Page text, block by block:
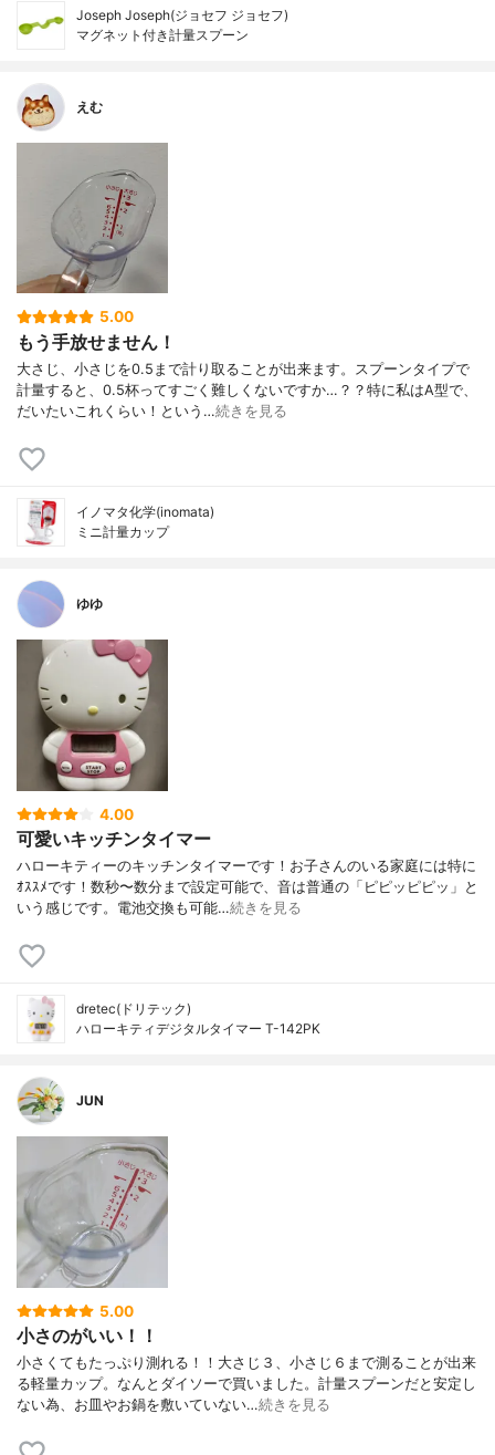
Joseph Joseph(ジョセフ ジョセフ)
マグネット付き計量スプーン
えむ
5.00
もう手放せません！
大さじ、小さじを0.5まで計り取ることが出来ます。スプーンタイプで
計量すると、0.5杯ってすごく難しくないですか…？？特に私はA型で、
だいたいこれくらい！という…続きを見る
イノマタ化学(inomata)
ミニ計量カップ
ゆゆ
4.00
可愛いキッチンタイマー
ハローキティーのキッチンタイマーです！お子さんのいる家庭には特に
ｵｽｽﾒです！数秒〜数分まで設定可能で、音は普通の「ピピッピピッ」と
いう感じです。電池交換も可能…続きを見る
dretec(ドリテック)
ハローキティデジタルタイマー T-142PK
JUN
5.00
小さのがいい！！
小さくてもたっぷり測れる！！大さじ３、小さじ６まで測ることが出来
る軽量カップ。なんとダイソーで買いました。計量スプーンだと安定し
ない為、お皿やお鍋を敷いていない…続きを見る